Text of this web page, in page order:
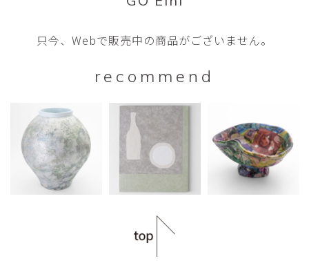
只今、Webで販売中の商品がございません。
recommend